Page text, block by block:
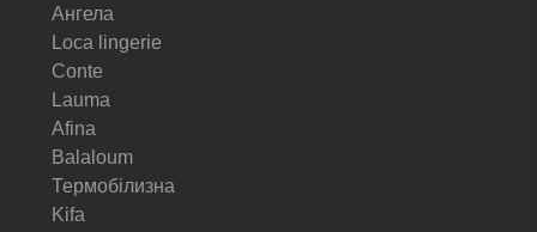
Ангела
Loca lingerie
Conte
Lauma
Afina
Balaloum
Термобілизна
Kifa